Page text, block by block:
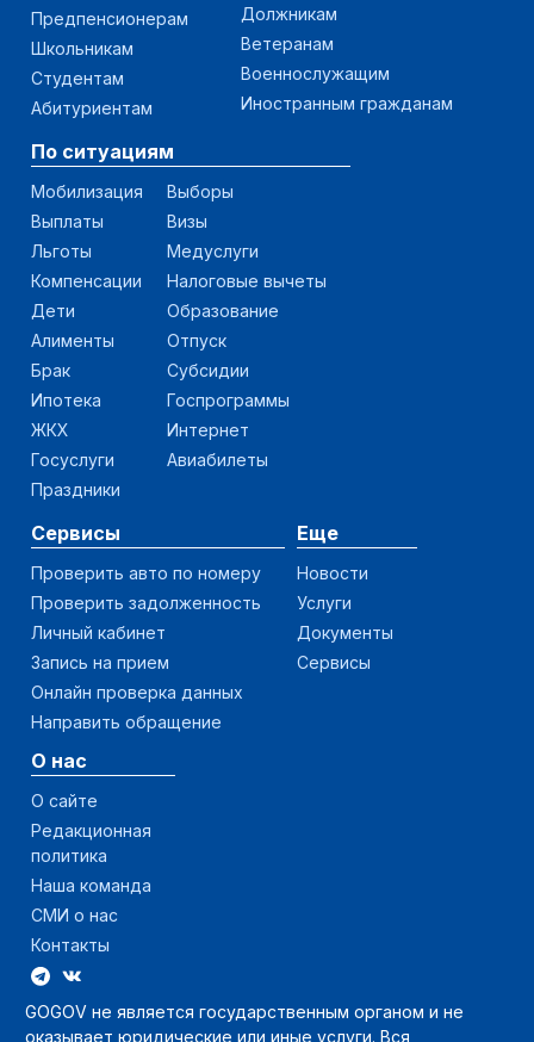
Предпенсионерам
Школьникам
Студентам
Абитуриентам
Должникам
Ветеранам
Военнослужащим
Иностранным гражданам
По ситуациям
Мобилизация
Выплаты
Льготы
Компенсации
Дети
Алименты
Брак
Ипотека
ЖКХ
Госуслуги
Праздники
Выборы
Визы
Медуслуги
Налоговые вычеты
Образование
Отпуск
Субсидии
Госпрограммы
Интернет
Авиабилеты
Сервисы
Проверить авто по номеру
Проверить задолженность
Личный кабинет
Запись на прием
Онлайн проверка данных
Направить обращение
Еще
Новости
Услуги
Документы
Сервисы
О нас
О сайте
Редакционная
политика
Наша команда
СМИ о нас
Контакты
GOGOV не является государственным органом и не
оказывает юридические или иные услуги. Вся